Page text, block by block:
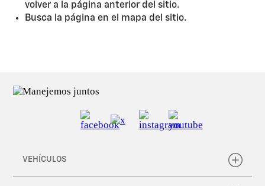
volver a la página anterior del sitio.
Busca la página en el mapa del sitio.